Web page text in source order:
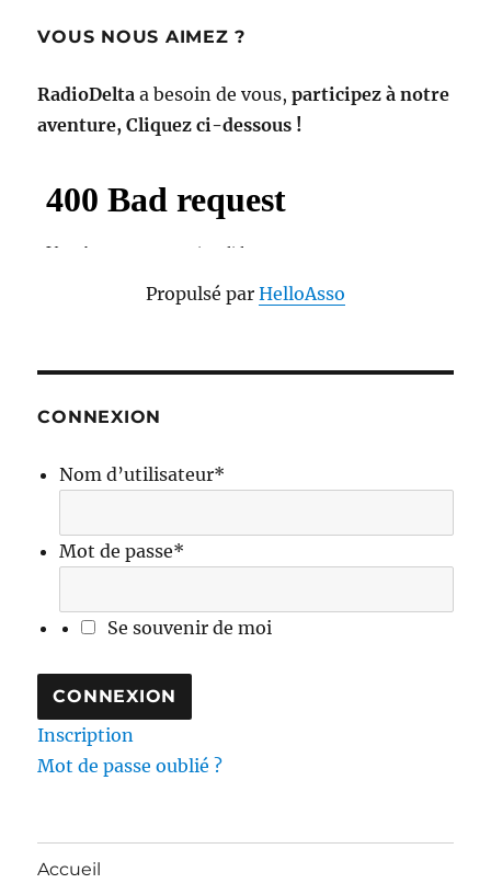
VOUS NOUS AIMEZ ?
RadioDelta a besoin de vous,participez à notre
aventure, Cliquez ci-dessous !
Propulsé par HelloAsso
CONNEXION
Nom d’utilisateur*
Mot de passe*
Se souvenir de moi
Inscription
Mot de passe oublié ?
Accueil